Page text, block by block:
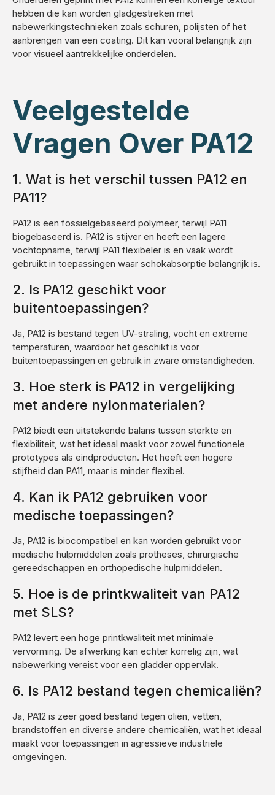
hebben die kan worden gladgestreken met
nabewerkingstechnieken zoals schuren, polijsten of het
aanbrengen van een coating. Dit kan vooral belangrijk zijn
voor visueel aantrekkelijke onderdelen.
Veelgestelde
Vragen Over PA12
1. Wat is het verschil tussen PA12 en
PA11?
PA12 is een fossielgebaseerd polymeer, terwijl PA11
biogebaseerd is. PA12 is stijver en heeft een lagere
vochtopname, terwijl PA11 flexibeler is en vaak wordt
gebruikt in toepassingen waar schokabsorptie belangrijk is.
2. Is PA12 geschikt voor
buitentoepassingen?
Ja, PA12 is bestand tegen UV-straling, vocht en extreme
temperaturen, waardoor het geschikt is voor
buitentoepassingen en gebruik in zware omstandigheden.
3. Hoe sterk is PA12 in vergelijking
met andere nylonmaterialen?
PA12 biedt een uitstekende balans tussen sterkte en
flexibiliteit, wat het ideaal maakt voor zowel functionele
prototypes als eindproducten. Het heeft een hogere
stijfheid dan PA11, maar is minder flexibel.
4. Kan ik PA12 gebruiken voor
medische toepassingen?
Ja, PA12 is biocompatibel en kan worden gebruikt voor
medische hulpmiddelen zoals protheses, chirurgische
gereedschappen en orthopedische hulpmiddelen.
5. Hoe is de printkwaliteit van PA12
met SLS?
PA12 levert een hoge printkwaliteit met minimale
vervorming. De afwerking kan echter korrelig zijn, wat
nabewerking vereist voor een gladder oppervlak.
6. Is PA12 bestand tegen chemicaliën?
Ja, PA12 is zeer goed bestand tegen oliën, vetten,
brandstoffen en diverse andere chemicaliën, wat het ideaal
maakt voor toepassingen in agressieve industriële
omgevingen.